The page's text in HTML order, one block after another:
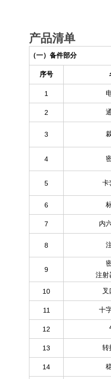
产品清单
（一）备件部分
序号
1
2
3
4
5 卡
6
7 内
8
9
注射
10 叉
11 十
12
13 转
14